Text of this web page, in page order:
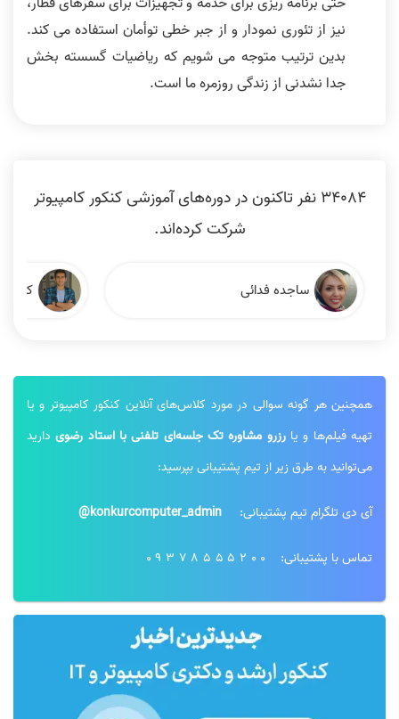
نیز از تئوری نمودار و از جبر خطی توأمان استفاده می کند.
بدین ترتیب متوجه می شویم که ریاضیات گسسته بخش
جدا نشدنی از زندگی روزمره ما است.
34084 نفر تاکنون در دوره‌های آموزشی کنکور کامپیوتر
شرکت کرده‌اند.
ساجده فدائی کیان
همچنین هر گونه سوالی در مورد کلاس‌های آنلاین کنکور کامپیوتر و یا
تهیه فیلم‌ها و یارزرو مشاوره تک جلسه‌ای تلفنی با استاد رضویدارید
می‌توانید به طرق زیر از تیم پشتیبانی بپرسید:
آی دی تلگرام تیم پشتیبانی: konkurcomputer_admin@
تماس با پشتیبانی: 09378555200